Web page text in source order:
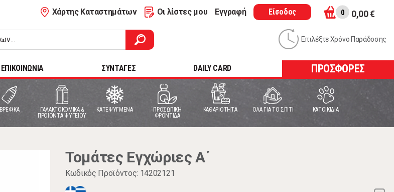
Χάρτης Καταστημάτων Οι λίστες μου Εγγραφή Είσοδος 0 0,00 €
Επιλέξτε Χρόνο Παράδοσης
ΕΠΙΚΟΙΝΩΝΙΑ ΣΥΝΤΑΓΕΣ DAILY CARD ΠΡΟΣΦΟΡΕΣ
ΒΡΕΦΙΚΑ
ΓΑΛΑΚΤΟΚΟΜΙΚΑ &
ΠΡΟΙΟΝΤΑ ΨΥΓΕΙΟΥ
ΚΑΤΕΨΥΓΜΕΝΑ
ΠΡΟΣΩΠΙΚΗ
ΦΡΟΝΤΙΔΑ
ΚΑΘΑΡΙΟΤΗΤΑ ΟΛΑ ΓΙΑ ΤΟ ΣΠΙΤΙ ΚΑΤΟΙΚΙΔΙΑ
Τομάτες Εγχώριες Α΄
Κωδικός Προϊόντος: 14202121